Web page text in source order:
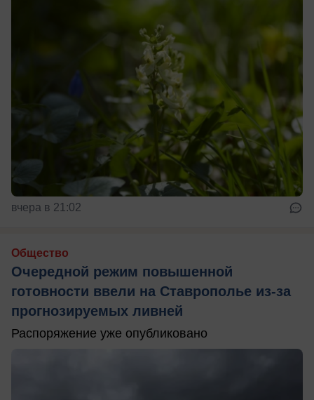
вчера в 21:02
Общество
Очередной режим повышенной
готовности ввели на Ставрополье из-за
прогнозируемых ливней
Распоряжение уже опубликовано